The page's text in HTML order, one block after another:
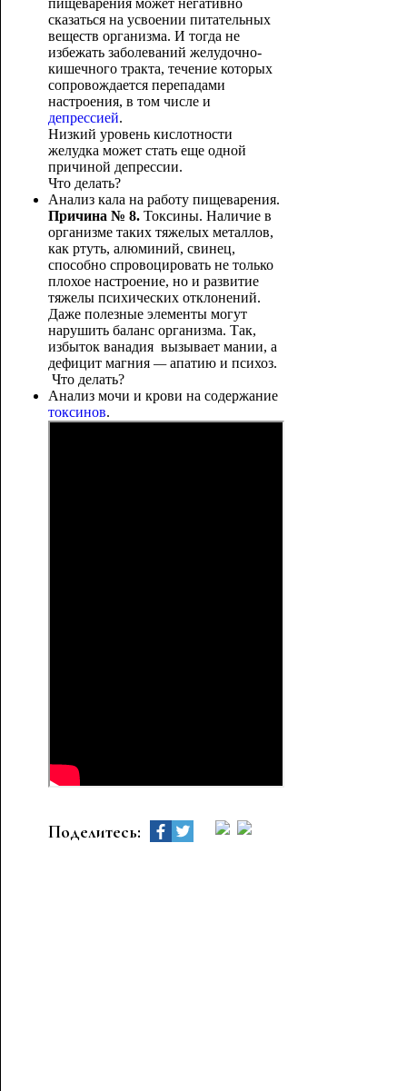
пищеварения может негативно
сказаться на усвоении питательных
веществ организма. И тогда не
избежать заболеваний желудочно-
кишечного тракта, течение которых
сопровождается перепадами
настроения, в том числе и
депрессией.
Низкий уровень кислотности
желудка может стать еще одной
причиной депрессии.
Что делать?
Анализ кала на работу пищеварения.
Причина № 8.Токсины. Наличие в
организме таких тяжелых металлов,
как ртуть, алюминий, свинец,
способно спровоцировать не только
плохое настроение, но и развитие
тяжелы психических отклонений.
Даже полезные элементы могут
нарушить баланс организма. Так,
избыток ванадия вызывает мании, а
дефицит магния —апатию и психоз.
Что делать?
Анализ мочи и крови на содержание
токсинов.
Поделитесь: